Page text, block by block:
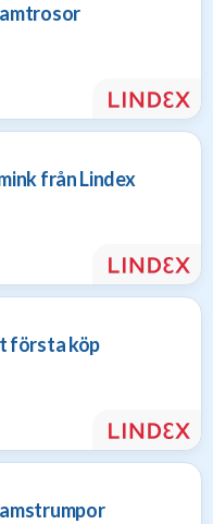
från Lindex
första köp